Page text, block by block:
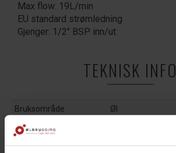
Max flow: 19L/min
EU standard strømledning
Gjenger: 1/2" BSP inn/ut
TEKNISK INFO
Bruksområde Øl
TILBEHØR